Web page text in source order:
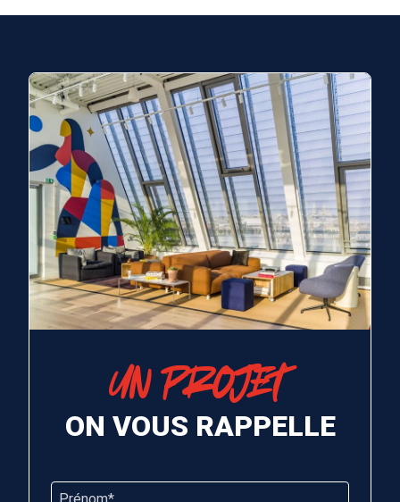
UN PROJET
ON VOUS RAPPELLE